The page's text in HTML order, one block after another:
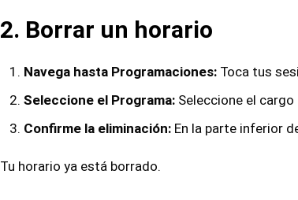
2. Borrar un horario
Navega hasta Programaciones: Toca tus
Seleccione el Programa: Seleccione el
Confirme la eliminación: En la parte inferior
Tu horario ya está borrado.